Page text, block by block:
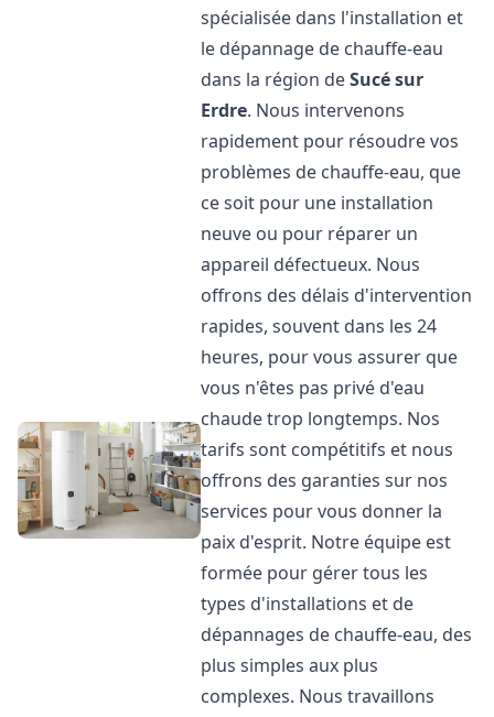
spécialisée dans l'installation et
le dépannage de chauffe-eau
dans la région deSucé sur
Erdre. Nous intervenons
rapidement pour résoudre vos
problèmes de chauffe-eau, que
ce soit pour une installation
neuve ou pour réparer un
appareil défectueux. Nous
offrons des délais d'intervention
rapides, souvent dans les 24
heures, pour vous assurer que
vous n'êtes pas privé d'eau
chaude trop longtemps. Nos
tarifs sont compétitifs et nous
offrons des garanties sur nos
services pour vous donner la
paix d'esprit. Notre équipe est
formée pour gérer tous les
types d'installations et de
dépannages de chauffe-eau, des
plus simples aux plus
complexes. Nous travaillons